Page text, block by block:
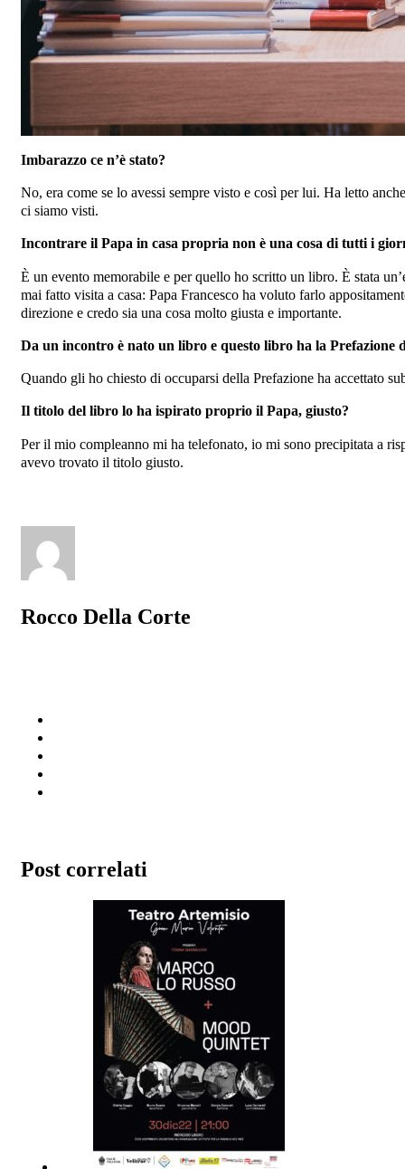
Imbarazzo ce n’è stato?
No, era come se lo avessi sempre visto e così per lui. Ha letto
ci siamo visti.
Incontrare il Papa in casa propria non è una cosa di tutti i
È un evento memorabile e per quello ho scritto un libro. È stata
mai fatto visita a casa: Papa Francesco ha voluto farlo
direzione e credo sia una cosa molto giusta e importante.
Da un incontro è nato un libro e questo libro ha la Prefazione
Quando gli ho chiesto di occuparsi della Prefazione ha accettato
Il titolo del libro lo ha ispirato proprio il Papa, giusto?
Per il mio compleanno mi ha telefonato, io mi sono precipitata a
avevo trovato il titolo giusto.
Rocco Della Corte
Post correlati